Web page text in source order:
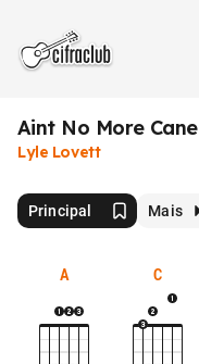
Aint No More Cane
Lyle Lovett
Principal Mais
A C